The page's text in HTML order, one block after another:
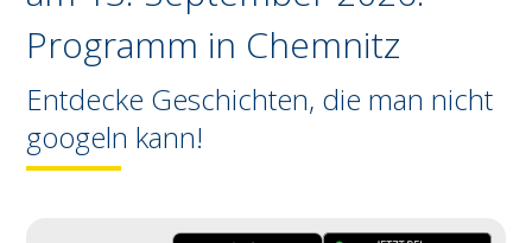
Programm in Chemnitz
Entdecke Geschichten, die man nicht
googeln kann!